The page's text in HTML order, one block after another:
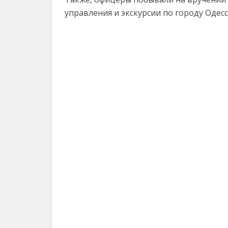
управления и экскурсии по городу